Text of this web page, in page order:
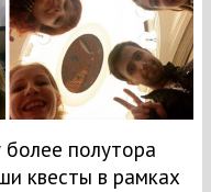
полутора
квесты в рамках